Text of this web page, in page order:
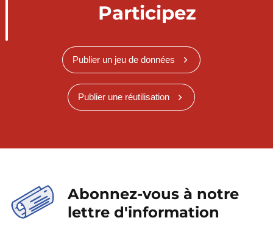
Participez
Publier un jeu de données
Publier une réutilisation
Abonnez-vous à notre
lettre d'information